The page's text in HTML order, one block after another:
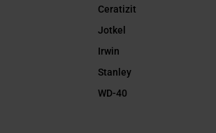
Ceratizit
Jotkel
Irwin
Stanley
WD-40